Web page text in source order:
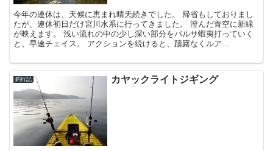
今年の連休は、天候に恵まれ晴天続きでした。 帰省もしておりまし
たが、連休初日だけ宮川水系に行ってきました。 澄んだ青空に新緑
が映えます。 浅い流れの中の少し深い部分をバルサ蝦夷打っていく
と、早速チェイス。 アクションを続けると、躊躇なくルア...
釣行記 カヤックライトジギング